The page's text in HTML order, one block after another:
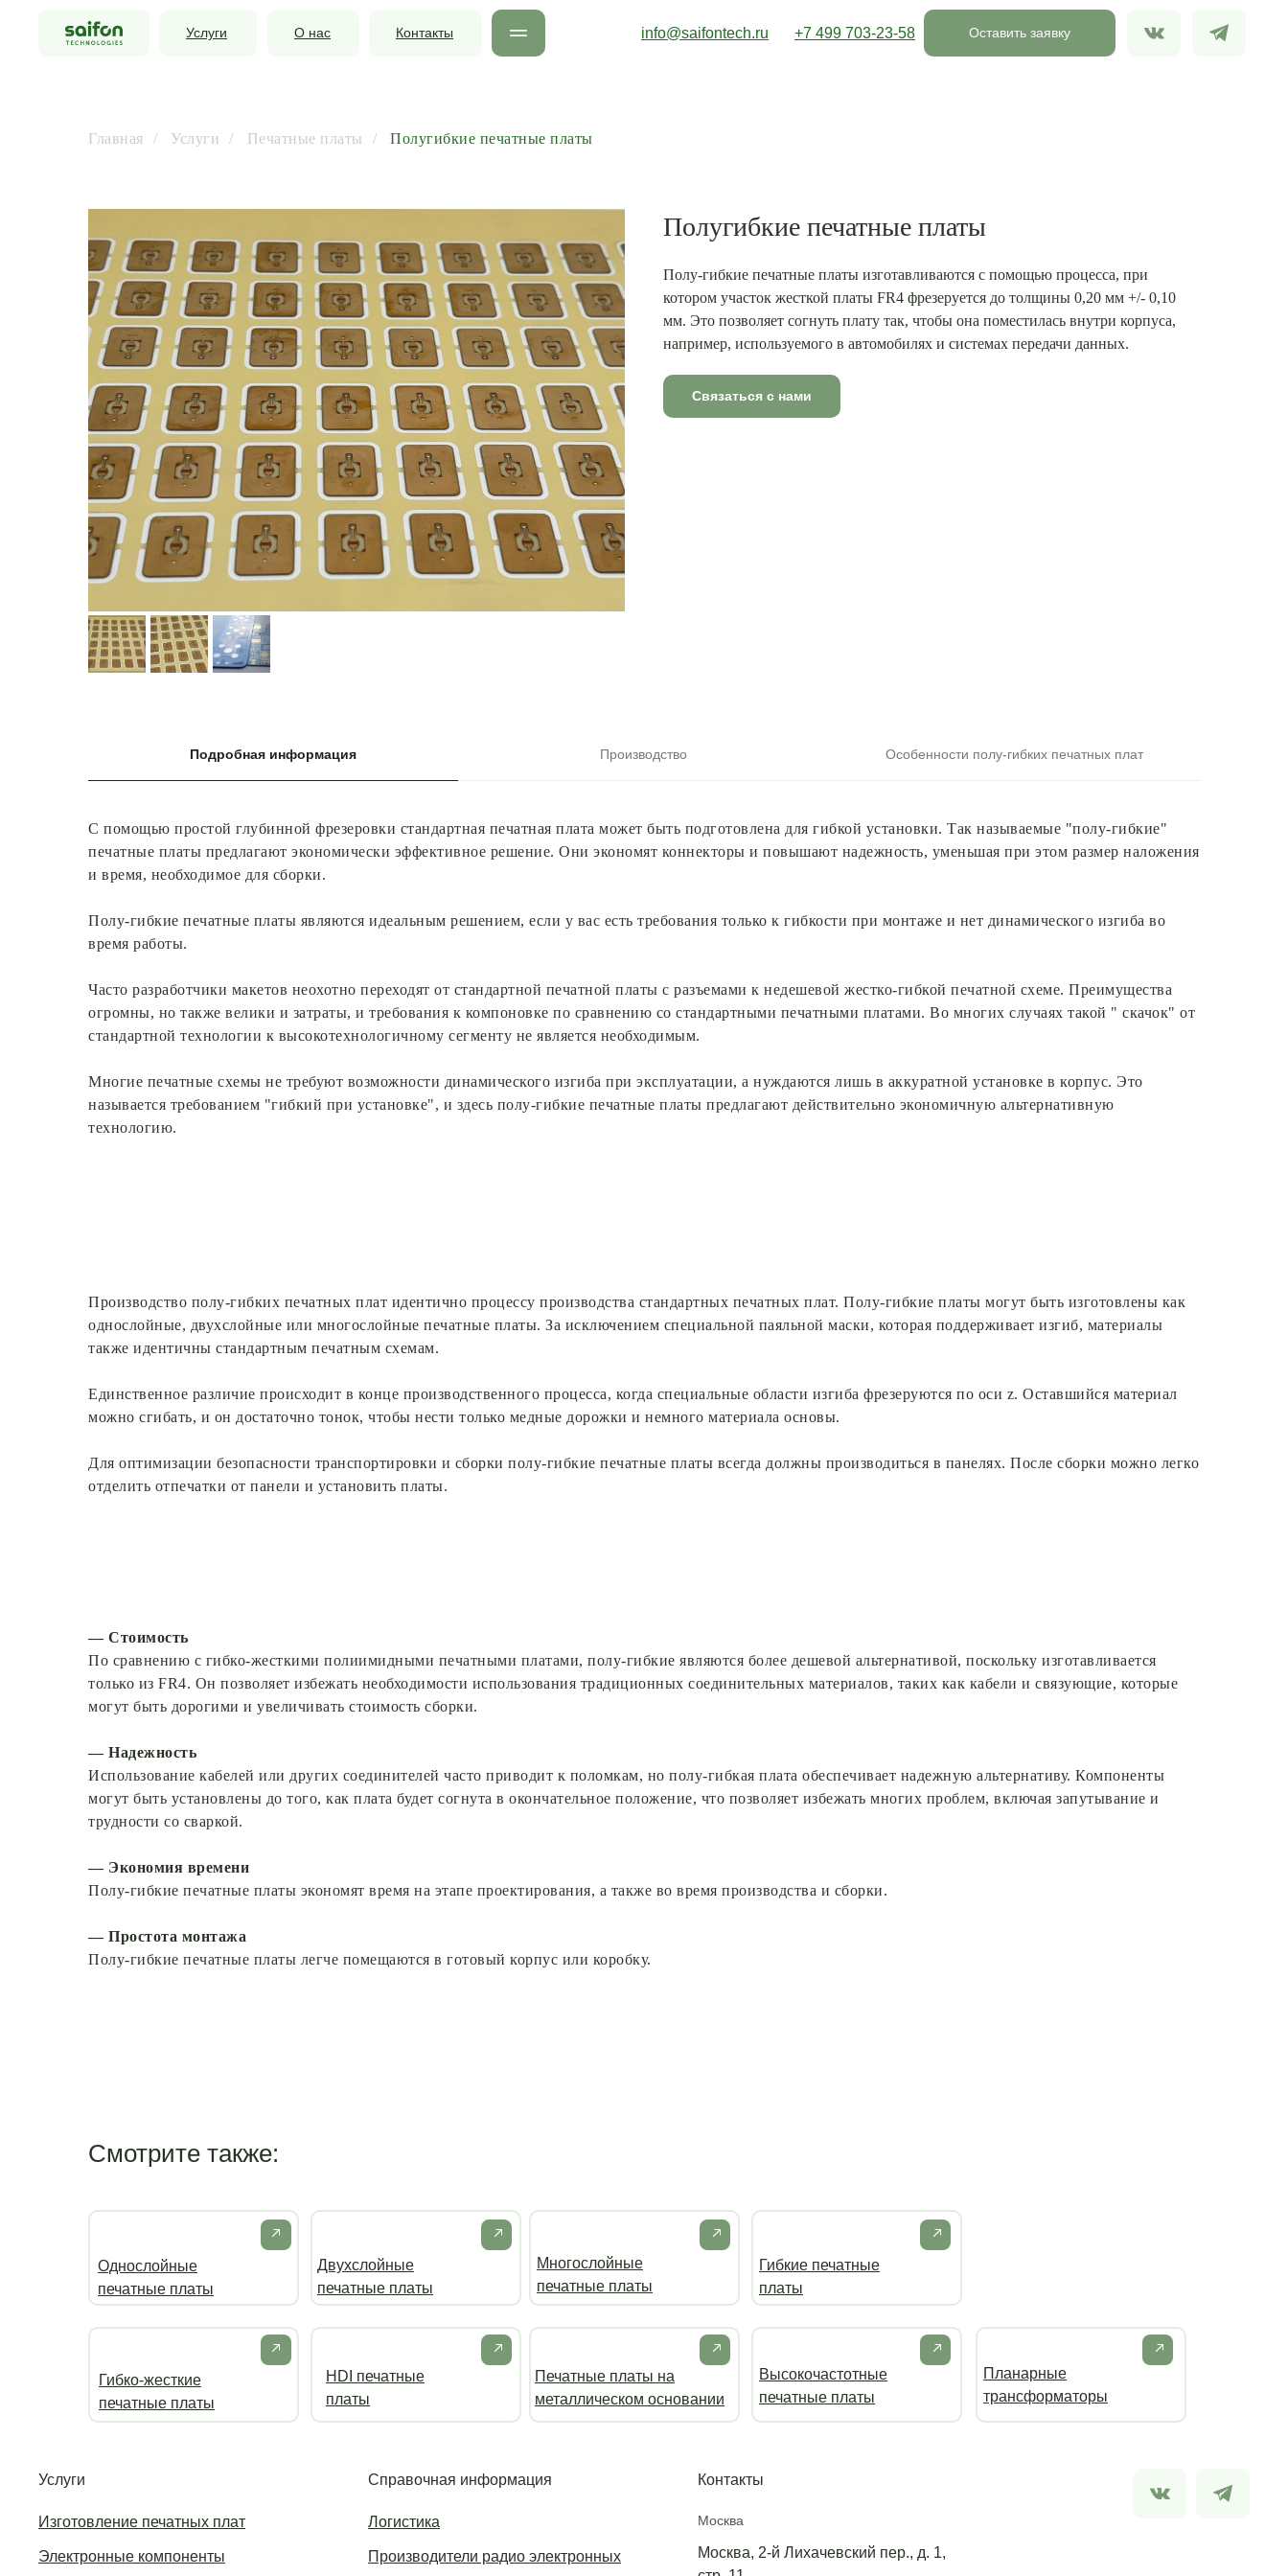
Услуги О нас Контакты +7 499 703-23-58
info@saifontech.ru Оставить заявку
Главная / Услуги / Печатные платы / Полугибкие печатные платы
Полугибкие печатные платы
Полу-гибкие печатные платы изготавливаются с помощью процесса, при
котором участок жесткой платы FR4 фрезеруется до толщины 0,20 мм +/- 0,10
мм. Это позволяет согнуть плату так, чтобы она поместилась внутри корпуса,
например, используемого в автомобилях и системах передачи данных.
Связаться с нами
Подробная информация Производство Особенности полу-гибких печатных плат
С помощью простой глубинной фрезеровки стандартная печатная плата может быть подготовлена для гибкой установки. Так называемые "полу-гибкие"
печатные платы предлагают экономически эффективное решение. Они экономят коннекторы и повышают надежность, уменьшая при этом размер наложения
и время, необходимое для сборки.
Полу-гибкие печатные платы являются идеальным решением, если у вас есть требования только к гибкости при монтаже и нет динамического изгиба во
время работы.
Часто разработчики макетов неохотно переходят от стандартной печатной платы с разъемами к недешевой жестко-гибкой печатной схеме. Преимущества
огромны, но также велики и затраты, и требования к компоновке по сравнению со стандартными печатными платами. Во многих случаях такой " скачок" от
стандартной технологии к высокотехнологичному сегменту не является необходимым.
Многие печатные схемы не требуют возможности динамического изгиба при эксплуатации, а нуждаются лишь в аккуратной установке в корпус. Это
называется требованием "гибкий при установке", и здесь полу-гибкие печатные платы предлагают действительно экономичную альтернативную
технологию.
Производство полу-гибких печатных плат идентично процессу производства стандартных печатных плат. Полу-гибкие платы могут быть изготовлены как
однослойные, двухслойные или многослойные печатные платы. За исключением специальной паяльной маски, которая поддерживает изгиб, материалы
также идентичны стандартным печатным схемам.
Единственное различие происходит в конце производственного процесса, когда специальные области изгиба фрезеруются по оси z. Оставшийся материал
можно сгибать, и он достаточно тонок, чтобы нести только медные дорожки и немного материала основы.
Для оптимизации безопасности транспортировки и сборки полу-гибкие печатные платы всегда должны производиться в панелях. После сборки можно легко
отделить отпечатки от панели и установить платы.
— Стоимость
По сравнению с гибко-жесткими полиимидными печатными платами, полу-гибкие являются более дешевой альтернативой, поскольку изготавливается
только из FR4. Он позволяет избежать необходимости использования традиционных соединительных материалов, таких как кабели и связующие, которые
могут быть дорогими и увеличивать стоимость сборки.
— Надежность
Использование кабелей или других соединителей часто приводит к поломкам, но полу-гибкая плата обеспечивает надежную альтернативу. Компоненты
могут быть установлены до того, как плата будет согнута в окончательное положение, что позволяет избежать многих проблем, включая запутывание и
трудности со сваркой.
— Экономия времени
Полу-гибкие печатные платы экономят время на этапе проектирования, а также во время производства и сборки.
— Простота монтажа
Полу-гибкие печатные платы легче помещаются в готовый корпус или коробку.
Смотрите также:
Однослойные
печатные платы
Гибко-жесткие
печатные платы
Двухслойные
печатные платы
Многослойные
печатные платы
HDI печатные
платы
Гибкие печатные
платы
Печатные платы на
металлическом основании
Высокочастотные
печатные платы
Планарные
трансформаторы
Контакты
Москва
Москва, 2-й Лихачевский пер., д. 1,
Справочная информация
Изготовление печатных плат
Электронные компоненты
Услуги
Логистика
Производители радио электронных